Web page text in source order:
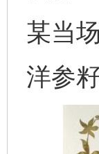
某当
洋参